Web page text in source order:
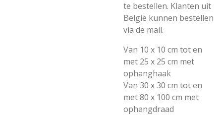
te bestellen. Klanten uit
België kunnen bestellen
via de mail.
Van 10 x 10 cm tot en
met 25 x 25 cm met
ophanghaak
Van 30 x 30 cm tot en
met 80 x 100 cm met
ophangdraad